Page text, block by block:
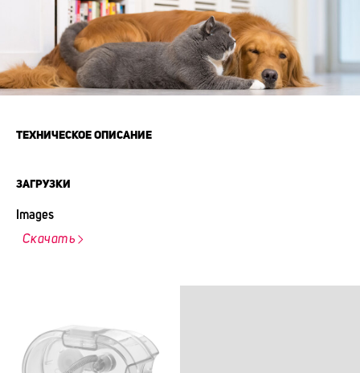
ТЕХНИЧЕСКОЕ ОПИСАНИЕ
ЗАГРУЗКИ
Images
Скачать